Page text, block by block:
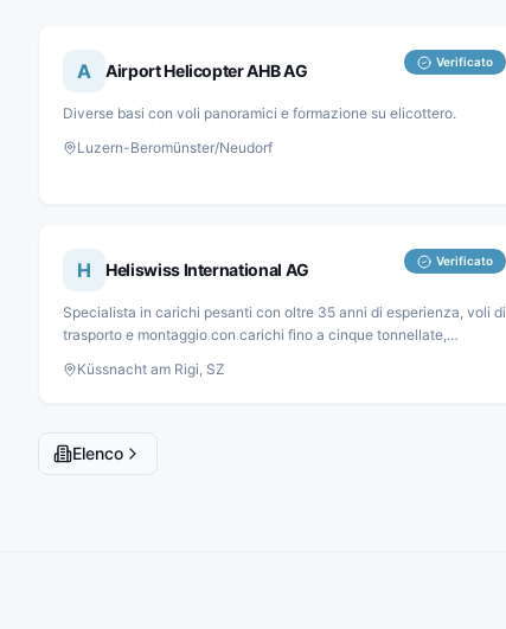
A Airport Helicopter AHB AG Verificato
Diverse basi con voli panoramici e formazione su elicottero.
Luzern-Beromünster/Neudorf
H Heliswiss International AG Verificato
Specialista in carichi pesanti con oltre 35 anni di esperienza, voli di
trasporto e montaggio con carichi fino a cinque tonnellate,
Küssnacht am Rigi, SZ
Elenco